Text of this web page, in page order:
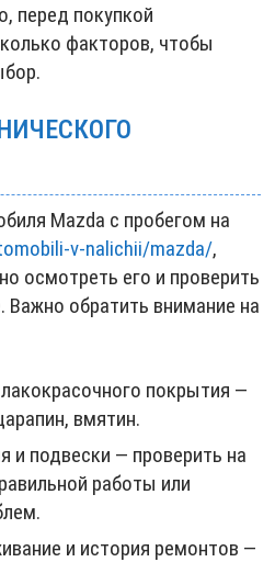
перед покупкой
факторов, чтобы
Mazda с пробегом на
v-nalichii/mazda/,
осмотреть его и проверить
Важно обратить внимание на
покрытия —
вмятин.
и подвески — проверить на
работы или
и история ремонтов —